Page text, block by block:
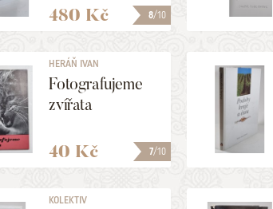
8/10
480 Kč
7/10
HERÁŇ IVAN
Fotografujeme
zvířata
40 Kč
KOLEKTIV